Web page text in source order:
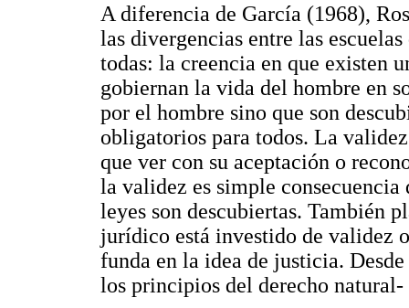
A diferencia de García (1968),
las divergencias entre las
todas: la creencia en que existen
gobiernan la vida del hombre en
por el hombre sino que son
obligatorios para todos. La
que ver con su aceptación o
la validez es simple consecuencia
leyes son descubiertas. También
jurídico está investido de validez
funda en la idea de justicia.
los principios del derecho